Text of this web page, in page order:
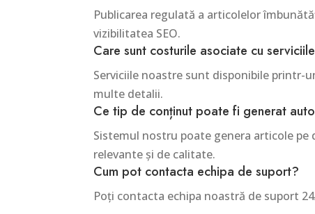
Publicarea regulată a articolelor
vizibilitatea SEO.
Care sunt costurile asociate cu
Serviciile noastre sunt disponibile printr-
multe detalii.
Ce tip de conținut poate fi generat
Sistemul nostru poate genera articole
relevante și de calitate.
Cum pot contacta echipa de suport?
Poți contacta echipa noastră de suport